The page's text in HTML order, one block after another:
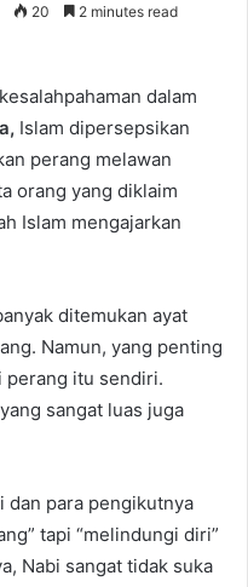
20 2 minutes read
dalam
Islam dipersepsikan
perang melawan
orang yang diklaim
Islam mengajarkan
ditemukan ayat
Namun, yang penting
perang itu sendiri.
sangat luas juga
dan para pengikutnya
tapi “melindungi diri”
Nabi sangat tidak suka